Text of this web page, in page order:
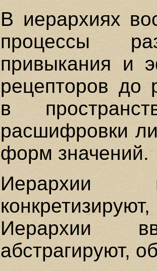
В иерархиях
процессы
привыкания и
рецепторов до
в
расшифровки
форм значений.
Иерархии
Иерархии
абстрагируют,